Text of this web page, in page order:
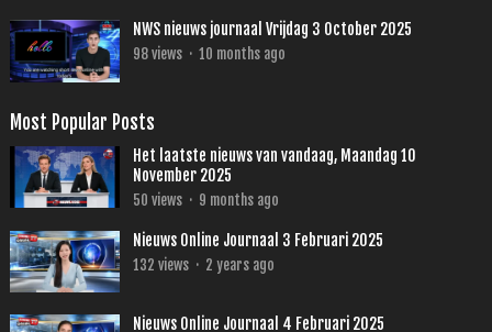
NWS nieuws journaal Vrijdag 3 October 2025
98views · 10 months ago
Most Popular Posts
Het laatste nieuws van vandaag, Maandag 10
November 2025
50 views · 9 months ago
Nieuws Online Journaal 3 Februari 2025
132 views · 2 years ago
Nieuws Online Journaal 4 Februari 2025